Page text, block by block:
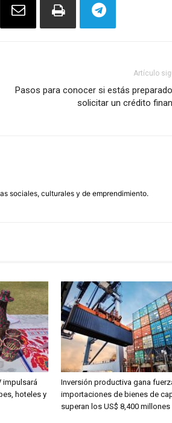
Artículo
Pasos para conocer si estás
solicitar un crédito
sociales, culturales y de emprendimiento.
impulsará
hoteles y
Inversión productiva gana
importaciones de bienes de
superan los US$ 8,400 millones